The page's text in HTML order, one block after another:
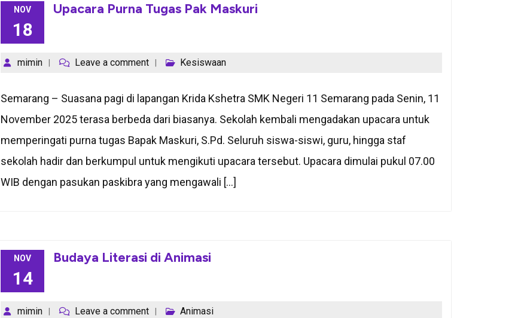
NOV
18
Upacara Purna Tugas Pak Maskuri
mimin Leave a comment Kesiswaan
Semarang – Suasana pagi di lapangan Krida Kshetra SMK Negeri 11 Semarang pada Senin, 11
November 2025 terasa berbeda dari biasanya. Sekolah kembali mengadakan upacara untuk
memperingati purna tugas Bapak Maskuri, S.Pd. Seluruh siswa-siswi, guru, hingga staf
sekolah hadir dan berkumpul untuk mengikuti upacara tersebut. Upacara dimulai pukul 07.00
WIB dengan pasukan paskibra yang mengawali […]
NOV
14
Budaya Literasi di Animasi
mimin Leave a comment Animasi